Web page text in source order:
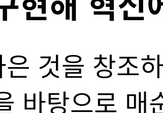
와 민족을 위
하고 이해하
희망찬 사